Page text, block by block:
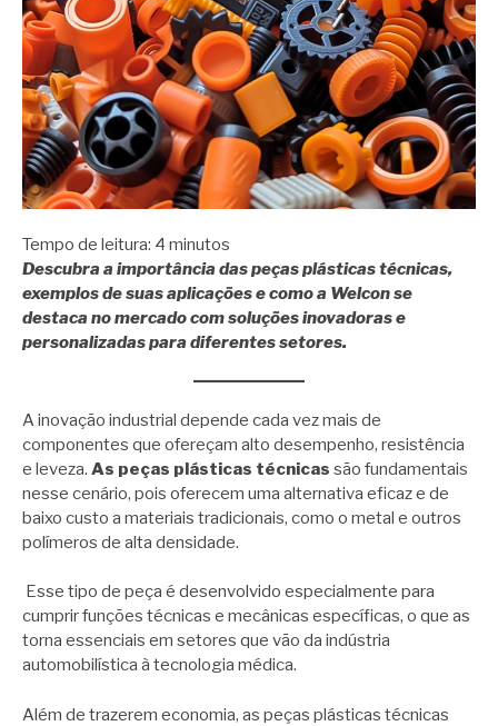
Tempo de leitura: 4 minutos
Descubra a importância das peças plásticas técnicas,
exemplos de suas aplicações e como a Welcon se
destaca no mercado com soluções inovadoras e
personalizadas para diferentes setores.
A inovação industrial depende cada vez mais de
componentes que ofereçam alto desempenho, resistência
e leveza. As peças plásticas técnicas são fundamentais
nesse cenário, pois oferecem uma alternativa eficaz e de
baixo custo a materiais tradicionais, como o metal e outros
polímeros de alta densidade.
Esse tipo de peça é desenvolvido especialmente para
cumprir funções técnicas e mecânicas específicas, o que as
torna essenciais em setores que vão da indústria
automobilística à tecnologia médica.
Além de trazerem economia, as peças plásticas técnicas